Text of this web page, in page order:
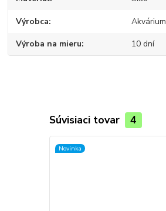
Výrobca Akvárium
Výroba na mieru 10 dní
Súvisiaci tovar 4
Novinka